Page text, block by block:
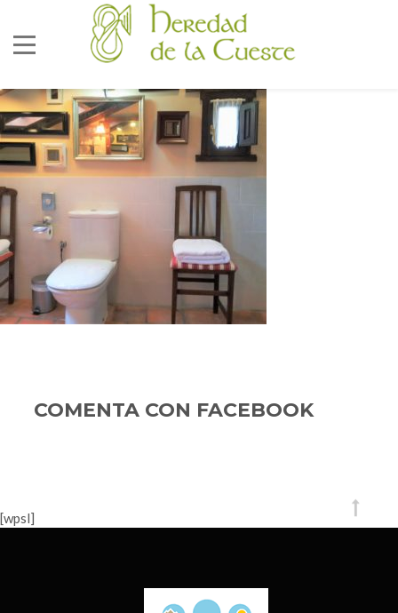
686 92 73 04
correo@lacueste.com
La Cueste 26, LLenín
Asturias
COMENTA CON FACEBOOK
[wpsl]